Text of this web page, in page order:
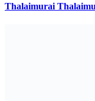
Thalaimurai